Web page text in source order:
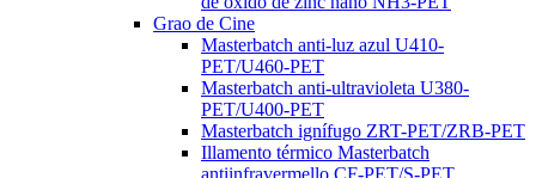
Grao de Cine
Masterbatch anti-luz azul U410-
PET/U460-PET
Masterbatch anti-ultravioleta U380-
PET/U400-PET
Masterbatch ignífugo ZRT-PET/ZRB-PET
Illamento térmico Masterbatch
antiinfravermello CF-PET/S-PET